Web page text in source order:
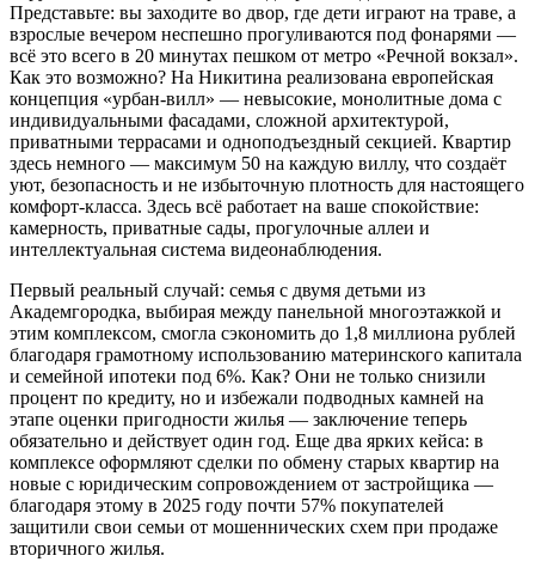
Представьте: вы заходите во двор, где дети играют на траве, а
взрослые вечером неспешно прогуливаются под фонарями —
всё это всего в 20 минутах пешком от метро «Речной вокзал».
Как это возможно? На Никитина реализована европейская
концепция «урбан-вилл» — невысокие, монолитные дома с
индивидуальными фасадами, сложной архитектурой,
приватными террасами и одноподъездный секцией. Квартир
здесь немного — максимум 50 на каждую виллу, что создаёт
уют, безопасность и не избыточную плотность для настоящего
комфорт-класса. Здесь всё работает на ваше спокойствие:
камерность, приватные сады, прогулочные аллеи и
интеллектуальная система видеонаблюдения.
Первый реальный случай: семья с двумя детьми из
Академгородка, выбирая между панельной многоэтажкой и
этим комплексом, смогла сэкономить до 1,8 миллиона рублей
благодаря грамотному использованию материнского капитала
и семейной ипотеки под 6%. Как? Они не только снизили
процент по кредиту, но и избежали подводных камней на
этапе оценки пригодности жилья — заключение теперь
обязательно и действует один год. Еще два ярких кейса: в
комплексе оформляют сделки по обмену старых квартир на
новые с юридическим сопровождением от застройщика —
благодаря этому в 2025 году почти 57% покупателей
защитили свои семьи от мошеннических схем при продаже
вторичного жилья.